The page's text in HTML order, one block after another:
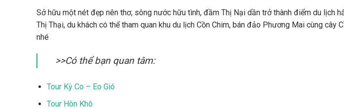
Sở hữu một nét đẹp nên thơ, sông nước hữu tình, đầm Thị Nại dần trở thành điểm du lịch
Thị Thại, du khách có thể tham quan khu du lịch Cồn Chim, bán đảo Phương Mai cùng cây
nhé
>>Có thể bạn quan tâm:
Tour Kỳ Co – Eo Gió
Tour Hòn Khô